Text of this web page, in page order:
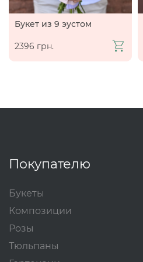
Букет из 9 эустом
2396 грн.
Покупателю
Букеты
Композиции
Розы
Тюльпаны